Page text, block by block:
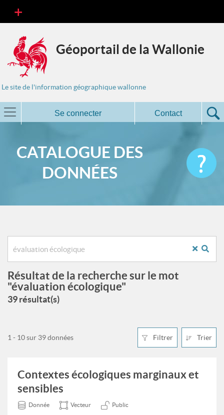
Géoportail de la Wallonie
Le site de l'information géographique wallonne
Se connecter Contact
CATALOGUE DES
DONNÉES
Résultat de la recherche sur le mot
"évaluation écologique"
39 résultat(s)
Filtrer Trier
1 - 10 sur 39 données
Contextes écologiques marginaux et
sensibles
Donnée Vecteur Public